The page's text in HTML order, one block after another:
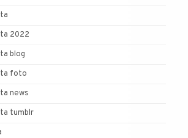
2022
blog
foto
news
tumblr